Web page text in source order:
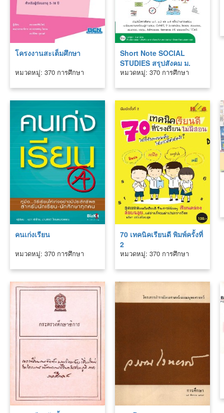
โครงงานสะเต็มศึกษา
หมวดหมู่: 370 การศึกษา
Short Note SOCIAL
STUDIES สรุปสังคม ม.
ปลาย
หมวดหมู่: 370 การศึกษา
คนเก่งเรียน
หมวดหมู่: 370 การศึกษา
70 เทคนิคเรียนดี พิมพ์ครั้งที่
2
หมวดหมู่: 370 การศึกษา